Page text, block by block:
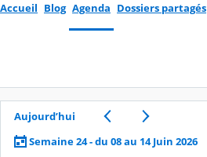
Accueil Blog Agenda Dossiers partagés
Aujourd’hui
Semaine 24 - du 08 au 14 Juin 2026